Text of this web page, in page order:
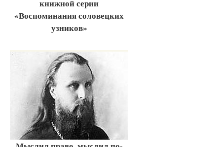
книжной серии
«Воспоминания соловецких
узников»